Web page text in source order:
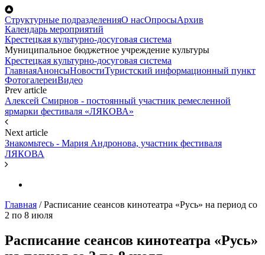
Перейти к основному содержанию
Структурные подразделенияО насОпросыАрхив
Календарь мероприятий
Крестецкая культурно-досуговая система
Муниципальное бюджетное учреждение культуры
Крестецкая культурно-досуговая система
ГлавнаяАнонсыНовостиТуристский информационный пункт
ФотогалереиВидео
Prev article
Алексей Смирнов - постоянный участник ремесленной
ярмарки фестиваля «ЛЯКОВА»
Next article
Знакомьтесь - Мария Андронова, участник фестиваля
ЛЯКОВА
Главная /Расписание сеансов кинотеатра «Русь» на период со
2 по 8 июля
Расписание сеансов кинотеатра «Русь»